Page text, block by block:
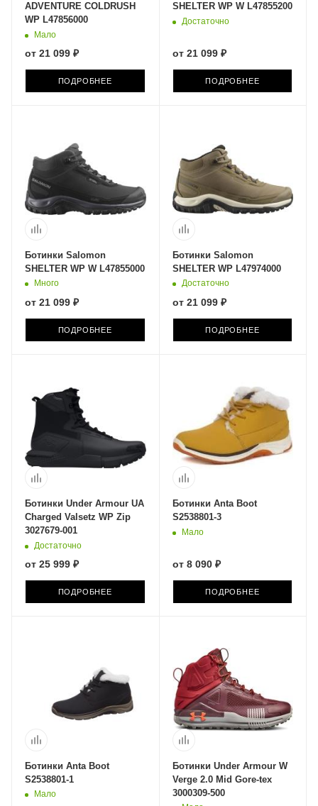
ADVENTURE COLDRUSH
WP L47856000
Мало
от 21 099 ₽
ПОДРОБНЕЕ
SHELTER WP W L47855200
Достаточно
от 21 099 ₽
ПОДРОБНЕЕ
Ботинки Salomon
SHELTER WP W L47855000
Много
от 21 099 ₽
ПОДРОБНЕЕ
Ботинки Salomon
SHELTER WP L47974000
Достаточно
от 21 099 ₽
ПОДРОБНЕЕ
Ботинки Under Armour UA
Charged Valsetz WP Zip
3027679-001
Достаточно
от 25 999 ₽
ПОДРОБНЕЕ
Ботинки Anta Boot
S2538801-3
Мало
от 8 090 ₽
ПОДРОБНЕЕ
Ботинки Anta Boot
S2538801-1
Мало
Ботинки Under Armour W
Verge 2.0 Mid Gore-tex
3000309-500